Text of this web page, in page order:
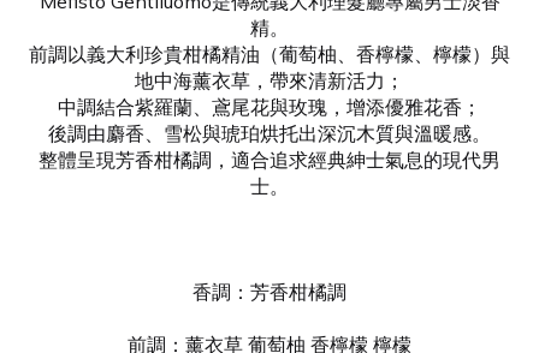
精。
前調以義大利珍貴柑橘精油（葡萄柚、香檸檬、檸檬）與
地中海薰衣草，帶來清新活力；
中調結合紫羅蘭、鳶尾花與玫瑰，增添優雅花香；
後調由麝香、雪松與琥珀烘托出深沉木質與溫暖感。
整體呈現芳香柑橘調，適合追求經典紳士氣息的現代男
士。
香調：芳香柑橘調
前調：薰衣草 葡萄柚 香檸檬 檸檬